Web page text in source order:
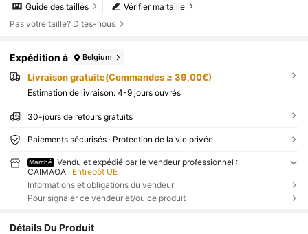
Vérifier ma taille
Guide des tailles
Pas votre taille? Dites-nous
Expédition à Belgium
Livraison gratuite(Commandes ≥ 39,00€)
Estimation de livraison: 4-9 jours ouvrés
30-jours de retours gratuits
Paiements sécurisés · Protection de la vie privée
Marché
Vendu et expédié par le vendeur professionnel :
CAIMAOA
Entrepôt UE
Informations et obligations du vendeur
Pour signaler ce vendeur et/ou ce produit
Détails Du Produit